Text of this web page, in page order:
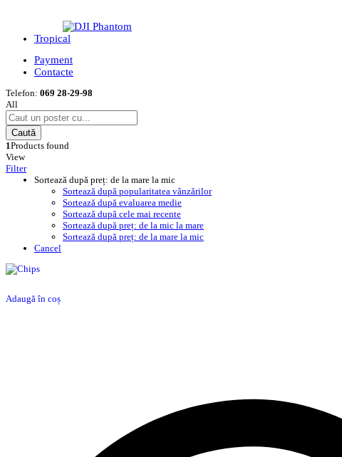
Tropical
Payment
Contacte
Telefon: 069 28-29-98
All
Caută
1Products found
View
Filter
Sortează după preț: de la mare la mic
Sortează după popularitatea vânzărilor
Sortează după evaluarea medie
Sortează după cele mai recente
Sortează după preț: de la mic la mare
Sortează după preț: de la mare la mic
Cancel
Adaugă în coș